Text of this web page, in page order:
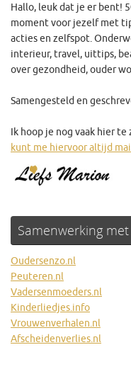
Hallo, leuk dat je er bent!
moment voor jezelf met
acties en zelfspot.
interieur, travel, uittips,
over gezondheid, ouder
Samengesteld en
Ik hoop je nog vaak hier
kunt me hiervoor altijd
Samenwerking met
Oudersenzo.nl
Peuteren.nl
Vadersenmoeders.nl
Kinderliedjes.info
Vrouwenverhalen.nl
Afscheidenverlies.nl